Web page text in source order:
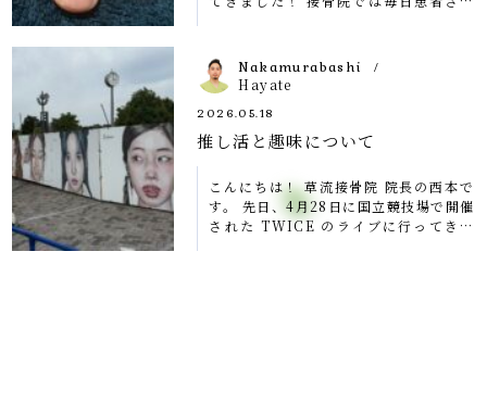
え、指先まで清潔に保つことで、患者さ
まに […]
Nakamurabashi /
Hayate
2026.05.18
推し活と趣味について
こんにちは！ 草流接骨院 院長の西本で
す。 先日、4月28日に国立競技場で開催
された TWICE のライブに行ってきま